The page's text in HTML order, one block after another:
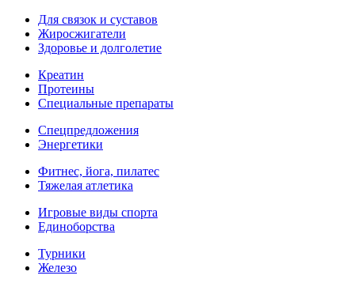
Для связок и суставов
Жиросжигатели
Здоровье и долголетие
Креатин
Протеины
Специальные препараты
Спецпредложения
Энергетики
Фитнес, йога, пилатес
Тяжелая атлетика
Игровые виды спорта
Единоборства
Турники
Железо